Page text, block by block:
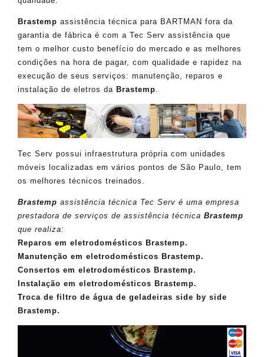
Brastemp assistência técnica para BARTMAN fora da
garantia de fábrica é com a Tec Serv assistência que
tem o melhor custo benefício do mercado e as melhores
condições na hora de pagar, com qualidade e rapidez na
execução de seus serviços: manutenção, reparos e
instalação de eletros da Brastemp.
Tec Serv possui infraestrutura própria com unidades
móveis localizadas em vários pontos de São Paulo, tem
os melhores técnicos treinados.
Brastemp assistência técnica Tec Serv é uma empresa
prestadora de serviços de assistência técnica Brastemp
que realiza:
Reparos em eletrodomésticos Brastemp.
Manutenção em eletrodomésticos Brastemp.
Consertos em eletrodomésticos Brastemp.
Instalação em eletrodomésticos Brastemp.
Troca de filtro de água de geladeiras side by side
Brastemp.